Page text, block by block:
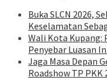
Buka SLCN 2026,
Keselamatan
Wali Kota Kupang:
Penyebar Luasan
Jaga Masa Depan
Roadshow TP PKK